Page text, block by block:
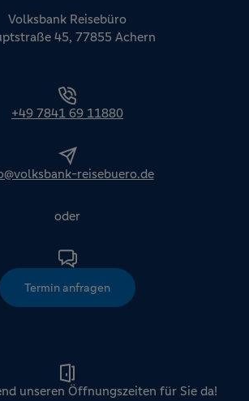
Volksbank Reisebüro
45, 77855 Achern
+49 7841 69 11880
reisebuero.de
oder
Termin anfragen
unseren Öffnungszeiten für Sie da!